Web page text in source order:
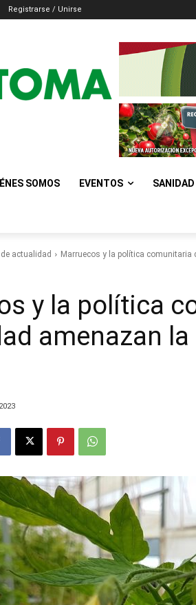
Registrarse / Unirse
SOMOS EVENTOS
actualidad Marruecos y la política
y la política
amenazan